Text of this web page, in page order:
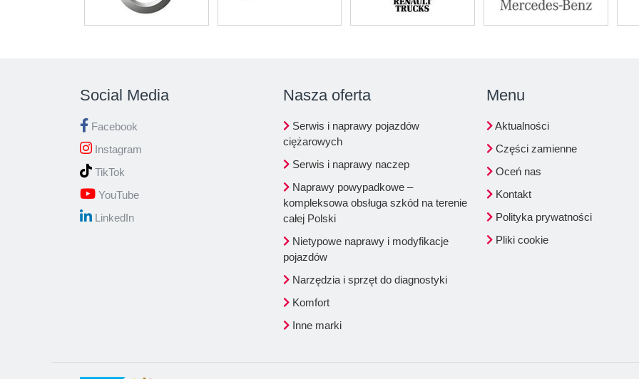
Social Media
Facebook
Instagram
TikTok
YouTube
LinkedIn
Nasza oferta
Serwis i naprawy pojazdów
ciężarowych
Serwis i naprawy naczep
Naprawy powypadkowe –
kompleksowa obsługa szkód na terenie
całej Polski
Nietypowe naprawy i modyfikacje
pojazdów
Narzędzia i sprzęt do diagnostyki
Komfort
Inne marki
Menu
Aktualności
Części zamienne
Oceń nas
Kontakt
Polityka prywatności
Pliki cookie